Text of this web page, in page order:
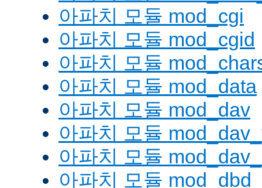
아파치 모듈 mod_cgi
아파치 모듈 mod_cgid
아파치 모듈
아파치 모듈 mod_data
아파치 모듈 mod_dav
아파치 모듈
아파치 모듈
아파치 모듈 mod_dbd